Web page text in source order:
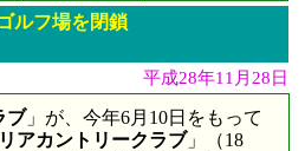
ルフ場を閉鎖
平成28年11月28日
ブ」が、今年6月10日をもって
アカントリークラブ」（18